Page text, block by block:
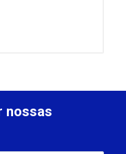
nossas